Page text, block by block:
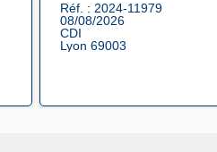
Réf. : 2024-11979
08/08/2026
CDI
Lyon 69003